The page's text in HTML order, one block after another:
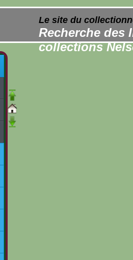
Le site du
Recherche des
collections